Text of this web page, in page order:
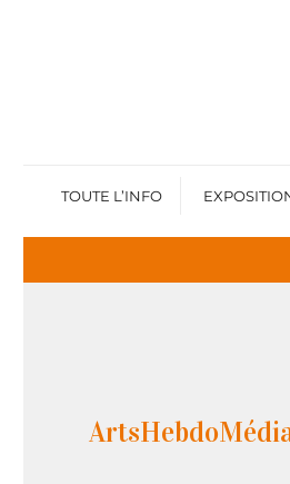
TOUTE L’INFO